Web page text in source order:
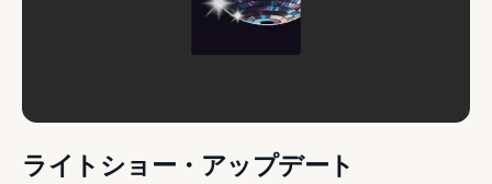
ライトショー・アップデート